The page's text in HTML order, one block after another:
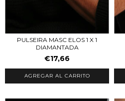
PULSEIRA MASC ELOS 1 X 1
DIAMANTADA
€17,66
AGREGAR AL CARRITO